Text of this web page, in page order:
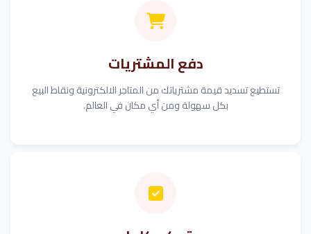
دفع المشتريات
تستطيع تسديد قيمة مشترياتك من المتاجر الالكترونية ونقاط البيع
بكل سهولة ومن أي مكان في العالم.